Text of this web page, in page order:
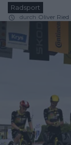
Radsport
durch Oliver Ried